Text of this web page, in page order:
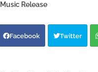
Music Release
Facebook Twitter